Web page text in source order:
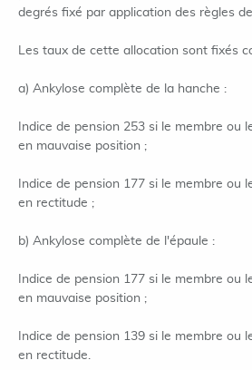
degrés fixé par application des règles
Les taux de cette allocation sont fixés
a) Ankylose complète de la hanche :
Indice de pension 253 si le membre ou
en mauvaise position ;
Indice de pension 177 si le membre ou
en rectitude ;
b) Ankylose complète de l'épaule :
Indice de pension 177 si le membre ou
en mauvaise position ;
Indice de pension 139 si le membre ou
en rectitude.